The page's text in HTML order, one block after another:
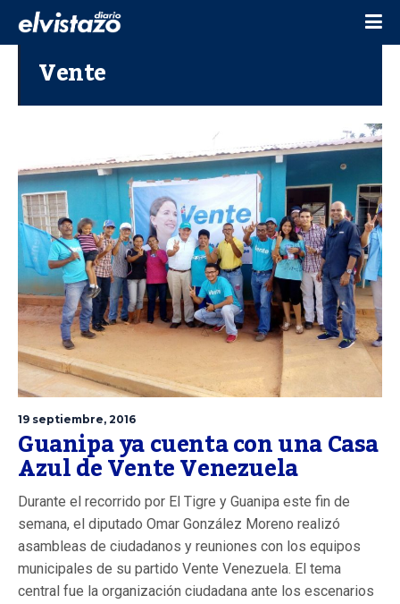
Vente
19 septiembre, 2016
Guanipa ya cuenta con una Casa
Azul de Vente Venezuela
Durante el recorrido por El Tigre y Guanipa este fin de
semana, el diputado Omar González Moreno realizó
asambleas de ciudadanos y reuniones con los equipos
municipales de su partido Vente Venezuela. El tema
central fue la organización ciudadana ante los escenarios